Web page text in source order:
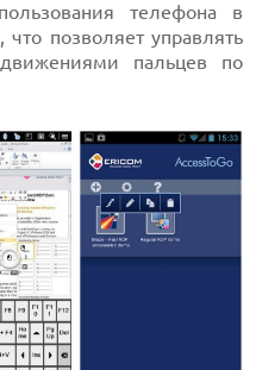
телефона в
, что позволяет управлять
пальцев по